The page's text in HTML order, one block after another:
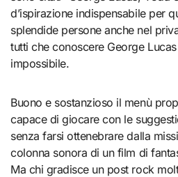
d’ispirazione indispensabile per
splendide persone anche nel
tutti che conoscere George
impossibile.
Buono e sostanzioso il menù
capace di giocare con le
senza farsi ottenebrare dalla
colonna sonora di un film di
Ma chi gradisce un post rock